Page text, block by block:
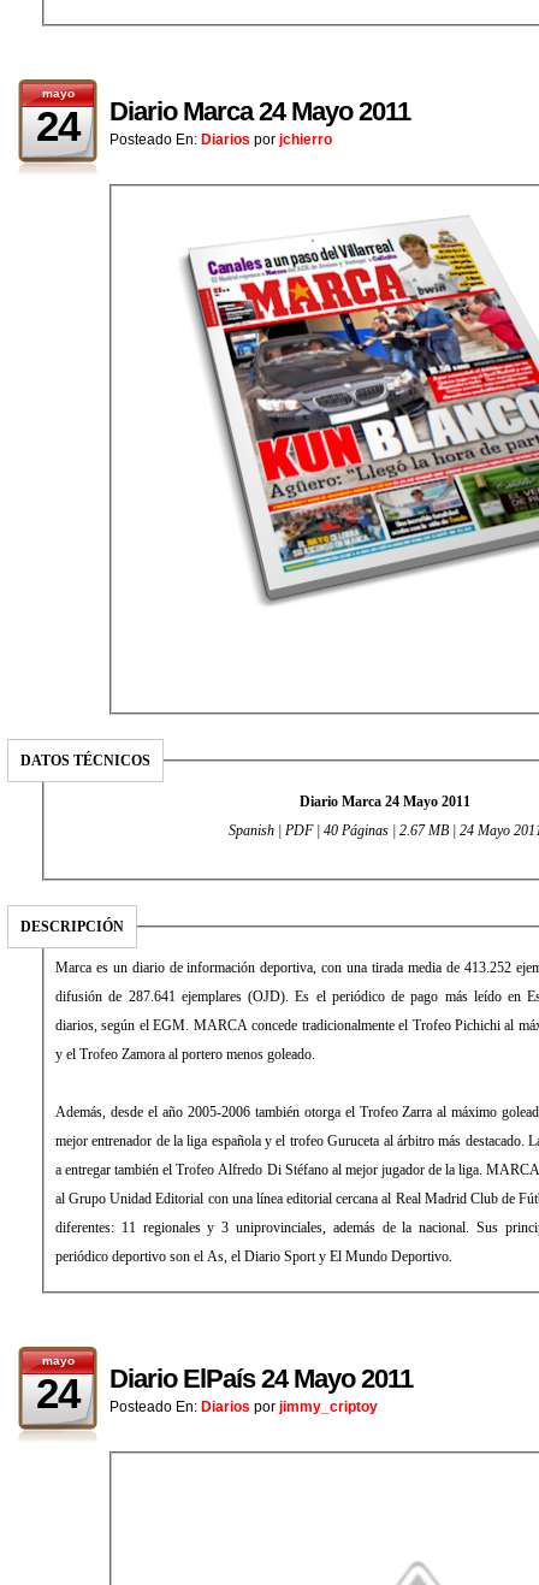
mayo
24 Diario Marca 24 Mayo 2011
Posteado En: Diarios por jchierro
DATOS TÉCNICOS
Diario Marca 24 Mayo 2011
Spanish | PDF | 40 Páginas | 2.67 MB | 24 Mayo
DESCRIPCIÓN
Marca es un diario de información deportiva, con una tirada media de 413.252
difusión de 287.641 ejemplares (OJD). Es el periódico de pago más leído en
diarios, según el EGM. MARCA concede tradicionalmente el Trofeo Pichichi al
y el Trofeo Zamora al portero menos goleado.
Además, desde el año 2005-2006 también otorga el Trofeo Zarra al máximo
mejor entrenador de la liga española y el trofeo Guruceta al árbitro más destacado.
a entregar también el Trofeo Alfredo Di Stéfano al mejor jugador de la liga.
al Grupo Unidad Editorial con una línea editorial cercana al Real Madrid Club de
diferentes: 11 regionales y 3 uniprovinciales, además de la nacional. Sus
periódico deportivo son el As, el Diario Sport y El Mundo Deportivo.
mayo
24 Diario ElPaís 24 Mayo 2011
Posteado En: Diarios por jimmy_criptoy